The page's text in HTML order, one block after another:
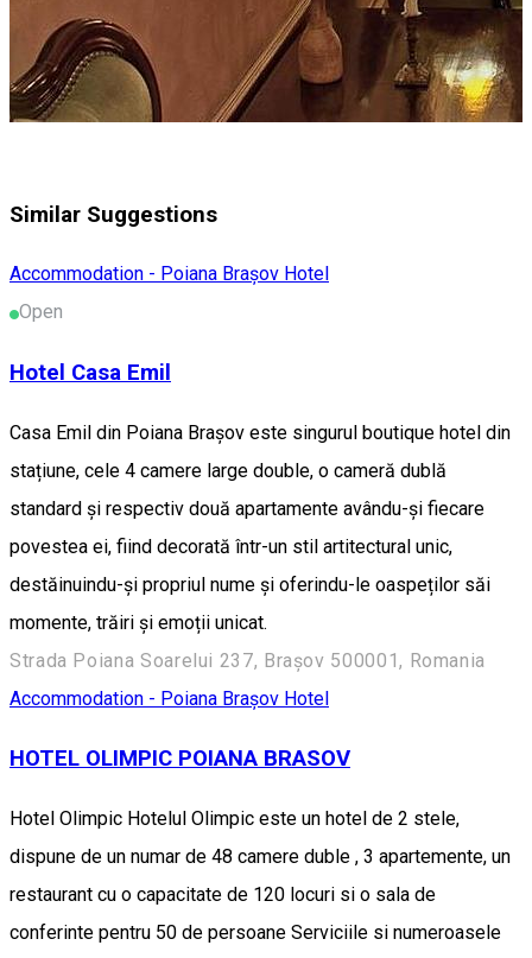
Similar Suggestions
Accommodation - Poiana Brașov Hotel
Open
Hotel Casa Emil
Casa Emil din Poiana Brașov este singurul boutique hotel din
stațiune, cele 4 camere large double, o cameră dublă
standard și respectiv două apartamente avându-și fiecare
povestea ei, fiind decorată într-un stil artitectural unic,
destăinuindu-și propriul nume și oferindu-le oaspeților săi
momente, trăiri și emoții unicat.
Strada Poiana Soarelui 237, Brașov 500001, Romania
Accommodation - Poiana Brașov Hotel
HOTEL OLIMPIC POIANA BRASOV
Hotel Olimpic Hotelul Olimpic este un hotel de 2 stele,
dispune de un numar de 48 camere duble , 3 apartemente, un
restaurant cu o capacitate de 120 locuri si o sala de
conferinte pentru 50 de persoane Serviciile si numeroasele